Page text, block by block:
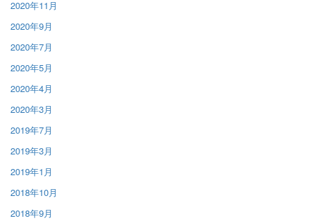
2020年11月
2020年9月
2020年7月
2020年5月
2020年4月
2020年3月
2019年7月
2019年3月
2019年1月
2018年10月
2018年9月